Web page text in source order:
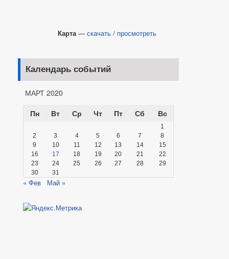
Карта— скачать / просмотреть
Календарь событий
МАРТ 2020
Пн
Вт Ср Чт Пт Сб Вс
1
2
3 4 5 6 7
8
9
10 11 12 13 14
15
16
17 18 19 20 21
22
23
24 25 26 27 28
29
30
31
« Фев Май »